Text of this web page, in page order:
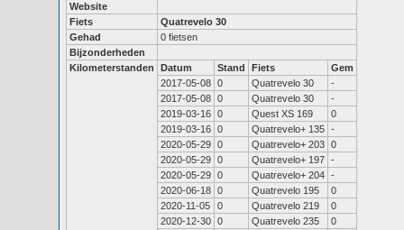
Website
Fiets
Quatrevelo 30
Gehad
0 fietsen
Bijzonderheden
Kilometerstanden
Datum Stand Fiets
Gem
2017-05-08 0 Quatrevelo 30
-
2017-05-08 0 Quatrevelo 30
-
2019-03-16 0 Quest XS 169
0
2019-03-16 0 Quatrevelo+ 135 -
2020-05-29 0 Quatrevelo+ 203 0
2020-05-29 0 Quatrevelo+ 197 -
2020-05-29 0 Quatrevelo+ 204 -
2020-06-18 0 Quatrevelo 195
0
2020-11-05
0 Quatrevelo 219
0
2020-12-30 0 Quatrevelo 235
0